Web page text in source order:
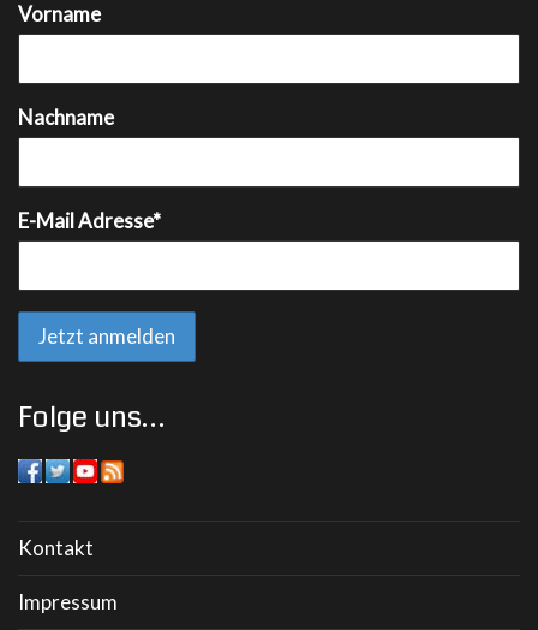
Vorname
Nachname
E-Mail Adresse*
Folge uns…
Kontakt
Impressum